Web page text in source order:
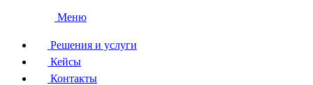
Меню
Решения и услуги
Кейсы
Контакты